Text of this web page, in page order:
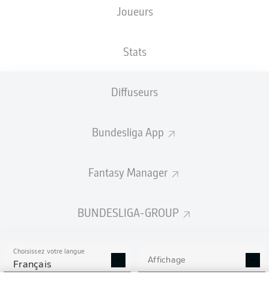
Joueurs
Stats
Diffuseurs
Bundesliga App
Fantasy Manager
BUNDESLIGA-GROUP
Choisissez votre langue
Français Affichage
Les compositions seront annoncées